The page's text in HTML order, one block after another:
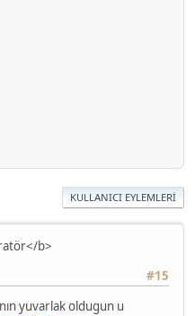
KULLANICI EYLEMLERI
b>
#15
yuvarlak oldugun u